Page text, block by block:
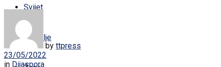
Svijet
Zdravlje
by ttpress
23/05/2022
in Dijaspora